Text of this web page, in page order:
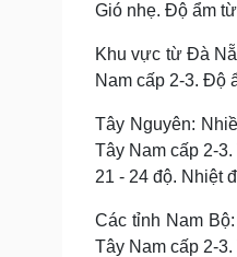
Gió nhẹ. Độ ẩm
Khu vực từ Đà
Nam cấp 2-3. Độ
Tây Nguyên:
Tây Nam cấp 2-
21 - 24 độ. Nhiệt
Các tỉnh Nam
Tây Nam cấp 2-